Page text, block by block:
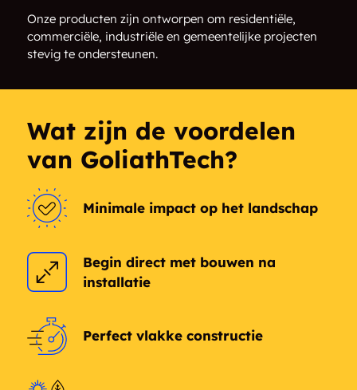
Onze producten zijn ontworpen om residentiële,
commerciële, industriële en gemeentelijke projecten
stevig te ondersteunen.
Wat zijn de voordelen
van GoliathTech?
Minimale impact op het landschap
Begin direct met bouwen na
installatie
Perfect vlakke constructie